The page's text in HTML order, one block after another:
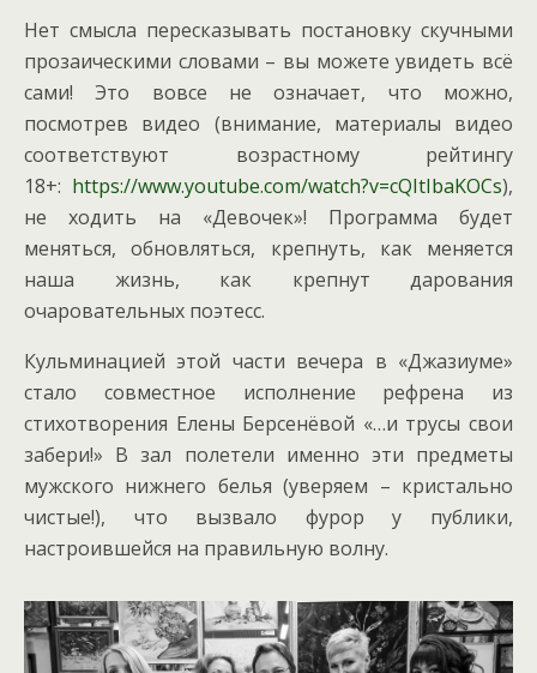
Нет смысла пересказывать постановку скучными
прозаическими словами – вы можете увидеть всё
сами! Это вовсе не означает, что можно,
посмотрев видео (внимание, материалы видео
соответствуют возрастному рейтингу
18+: https://www.youtube.com/watch?v=cQItIbaKOCs),
не ходить на «Девочек»! Программа будет
меняться, обновляться, крепнуть, как меняется
наша жизнь, как крепнут дарования
очаровательных поэтесс.
Кульминацией этой части вечера в «Джазиуме»
стало совместное исполнение рефрена из
стихотворения Елены Берсенёвой «…и трусы свои
забери!» В зал полетели именно эти предметы
мужского нижнего белья (уверяем – кристально
чистые!), что вызвало фурор у публики,
настроившейся на правильную волну.